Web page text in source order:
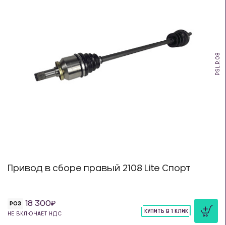
PSL.R.08
Привод в сборе правый 2108 Lite Спорт
РОЗ 18 300
НЕ ВКЛЮЧАЕТ НДС
КУПИТЬ В 1 КЛИК